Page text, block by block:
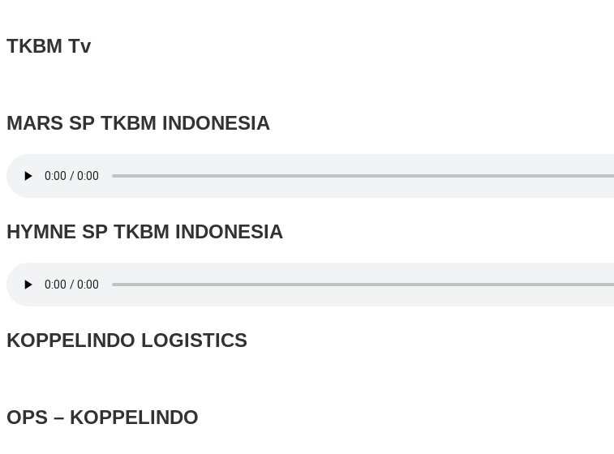
TKBM Tv
MARS SP TKBM INDONESIA
HYMNE SP TKBM INDONESIA
KOPPELINDO LOGISTICS
OPS – KOPPELINDO